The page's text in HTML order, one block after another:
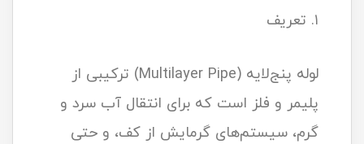
۱. تعریف
لوله پنج‌لایه (Multilayer Pipe) ترکیبی از
پلیمر و فلز است که برای انتقال آب سرد و
گرم، سیستم‌های گرمایش از کف، و حتی